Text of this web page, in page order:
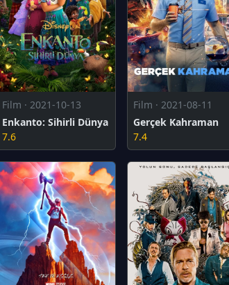
Film · 2021-10-13
Enkanto: Sihirli Dünya
7.6
Film · 2021-08-11
Gerçek Kahraman
7.4